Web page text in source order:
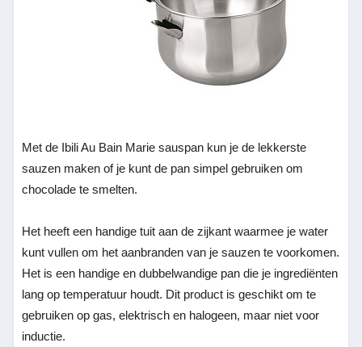
Met de Ibili Au Bain Marie sauspan kun je de lekkerste
sauzen maken of je kunt de pan simpel gebruiken om
chocolade te smelten.
Het heeft een handige tuit aan de zijkant waarmee je water
kunt vullen om het aanbranden van je sauzen te voorkomen.
Het is een handige en dubbelwandige pan die je ingrediënten
lang op temperatuur houdt. Dit product is geschikt om te
gebruiken op gas, elektrisch en halogeen, maar niet voor
inductie.